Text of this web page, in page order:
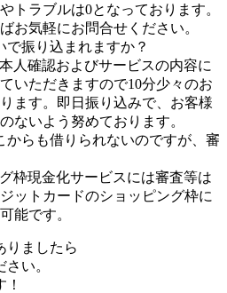
トラブルは0となっております。
お気軽にお問合せください。
で振り込まれますか？
人確認およびサービスの内容に
いただきますので10分少々のお
ます。即日振り込みで、お客様
ないよう努めております。
からも借りられないのですが、審
枠現金化サービスには審査等は
ットカードのショッピング枠に
能です。
りましたら
い。